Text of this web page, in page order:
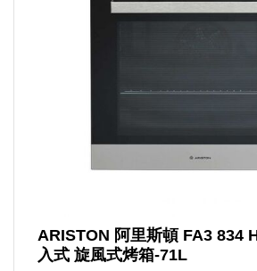
ARISTON 阿里斯頓 FA3 834
入式 旋風式烤箱-71L